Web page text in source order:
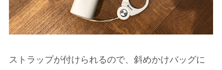
ストラップが付けられるので、斜めかけバッグに